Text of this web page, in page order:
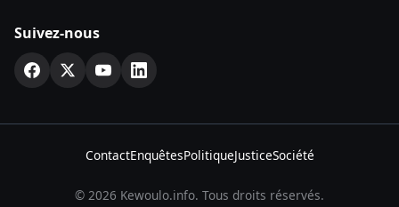
Suivez-nous
ContactEnquêtesPolitiqueJusticeSociété
© 2026 Kewoulo.info. Tous droits réservés.